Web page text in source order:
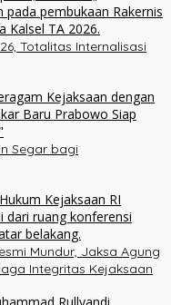
Totalitas Internalisasi
Segar bagi
Mundur, Jaksa Agung
Integritas Kejaksaan